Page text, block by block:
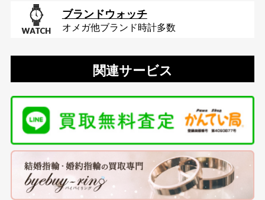
ブランドウォッチ
オメガ他ブランド時計多数
関連サービス